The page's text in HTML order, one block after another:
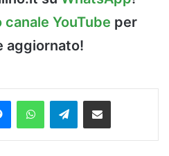
canale YouTube per
aggiornato!
MessengerWhatsAppTelegramCondividi via Email